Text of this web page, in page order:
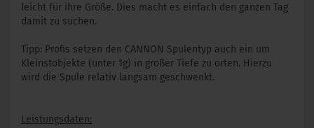
leicht für ihre Größe. Dies macht es einfach den ganzen Tag
damit zu suchen.
Tipp: Profis setzen den CANNON Spulentyp auch ein um
Kleinstobjekte (unter 1g) in großer Tiefe zu orten. Hierzu
wird die Spule relativ langsam geschwenkt.
Leistungsdaten: